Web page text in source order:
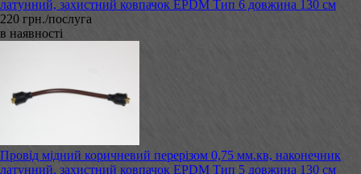
латунний, захистний ковпачок EPDM Тип 6 довжина 130 см
220 грн./послуга
в наявності
Провід мідний коричневий перерізом 0,75 мм.кв, наконечник
латунний, захистний ковпачок EPDM Тип 5 довжина 130 см